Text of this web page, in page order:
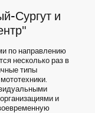
Сургут и
по направлению
несколько раз в
типы
и